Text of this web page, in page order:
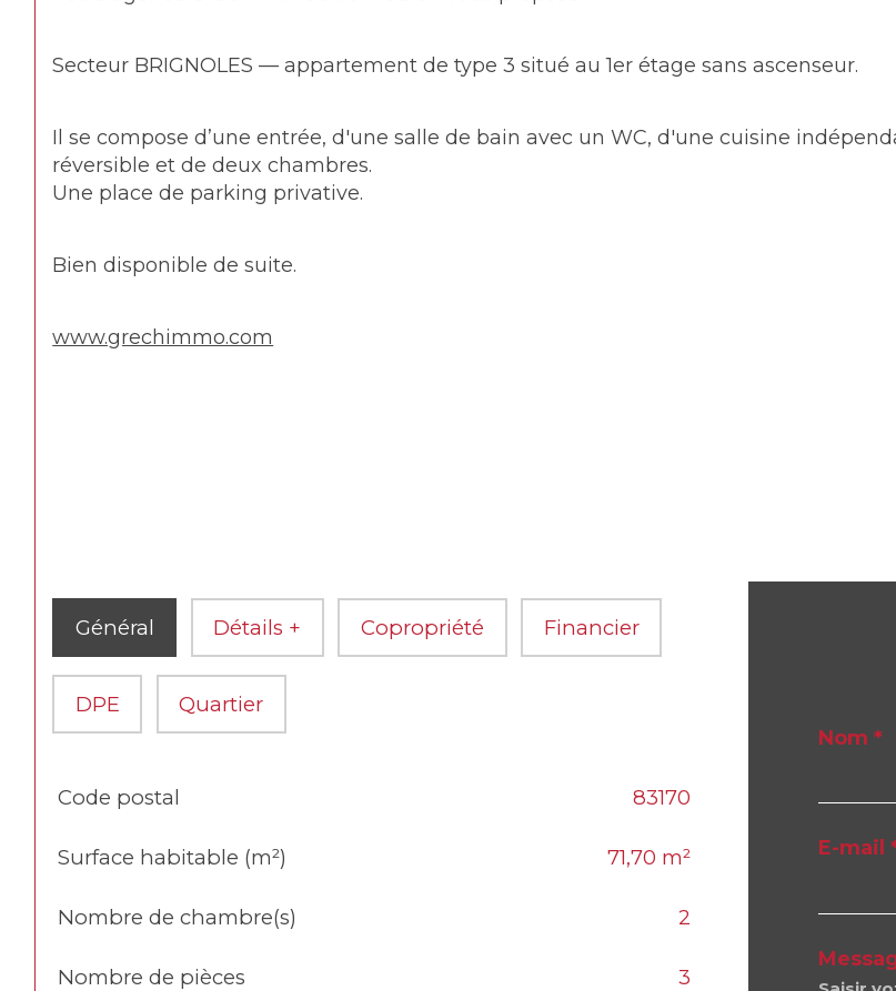
Secteur BRIGNOLES — appartement de type 3 situé au 1er étage sans ascenseur.
Il se compose d’une entrée, d'une salle de bain avec un WC, d'une cuisine
réversible et de deux chambres.
Une place de parking privative.
Bien disponible de suite.
www.grechimmo.com
Général Détails + Copropriété Financier
DPE Quartier
TRAD_SIROCCO_Caracteristique
Code postal 83170
Surface habitable (m²) 71,70 m²
Nombre de chambre(s) 2
Nombre de pièces 3
Nom *
E-mail